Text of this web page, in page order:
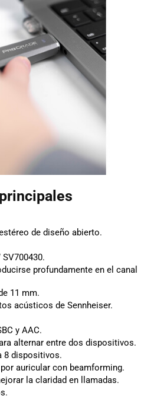
de diseño abierto.
profundamente en el canal
11 mm.
acústicos de Sennheiser.
y AAC.
alternar entre dos dispositivos.
8 dispositivos.
auricular con beamforming.
la claridad en llamadas.